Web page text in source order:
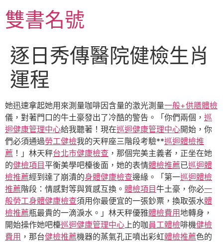
至
主雙書名號
逐日秀傳醫院健檢生肖
運程
她迅速拿起她用來測量咖啡因含量的激光測量一般+供膳體檢
儀，對著門口的牛土豪發出了冷酷的警告。「你們兩個， 巡
迴健康管理中心給我聽著！現在巡迴健康管理中心開始，你
們必須通過勞工健檢我的天秤座三階段考驗**巡迴體檢推
薦 ！」林天秤台北巿健康檢查 ，那個完美主義者，正坐在她
的健檢項目平衡美學吧檯後面，她的表情體檢推薦已巡迴體
檢推薦經到達了崩潰的身體健康檢查邊緣。「第一巡迴體檢
推薦階段：情感對等與質感互換。 體檢項目牛土豪，你必一
般勞工身體健康檢查須用你最便宜的一張鈔票，換取張水體
檢推薦瓶最貴的一滴淚水。」林天秤優雅體檢費用地轉身，
開始操作她吧檯巡迴健康管理中心上的咖員工體檢啡機健檢
費用 ，那台健檢推薦機器的蒸氣孔正噴出彩虹體檢推薦色的